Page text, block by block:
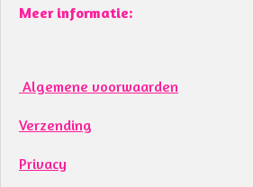
Meer informatie:
Algemene voorwaarden
Verzending
Privacy